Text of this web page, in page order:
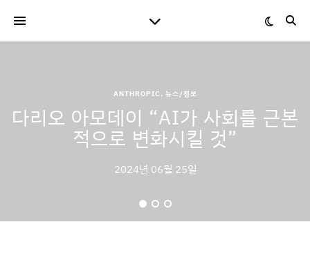
ANTHROPIC , 뉴스/정보
다리오 아모데이 “AI가 사회를 근본
적으로 변화시킬 것”
2024년 06월 25일